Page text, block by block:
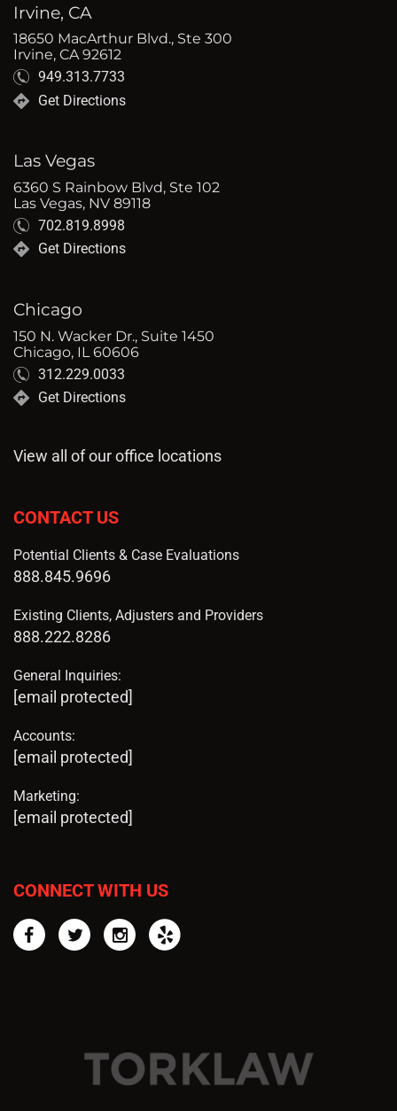
Irvine, CA
18650 MacArthur Blvd., Ste 300
Irvine, CA 92612
949.313.7733
Get Directions
Las Vegas
6360 S Rainbow Blvd, Ste 102
Las Vegas, NV 89118
702.819.8998
Get Directions
Chicago
150 N. Wacker Dr., Suite 1450
Chicago, IL 60606
312.229.0033
Get Directions
View all of our office locations
CONTACT US
Potential Clients & Case Evaluations
888.845.9696
Existing Clients, Adjusters and Providers
888.222.8286
General Inquiries:
[email protected]
Accounts:
[email protected]
Marketing:
[email protected]
CONNECT WITH US
FacebookTwitterInstagram